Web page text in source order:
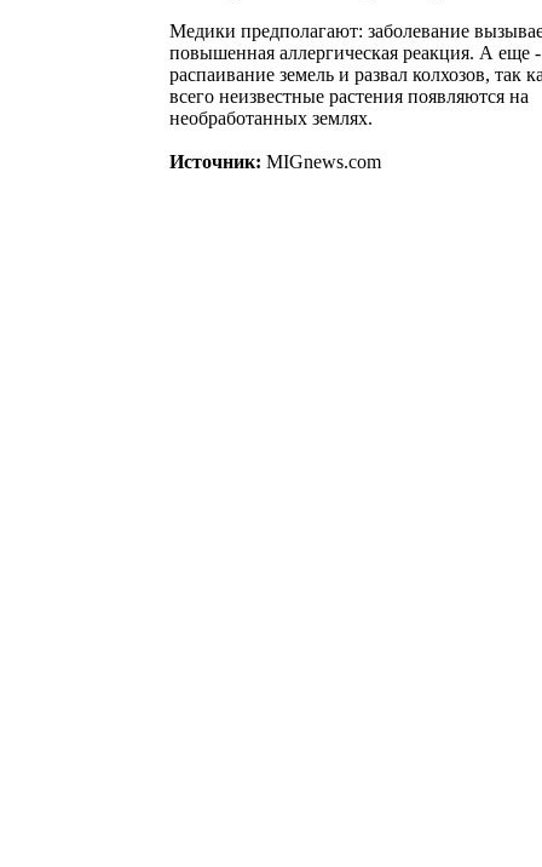
Медики предполагают: заболевание
повышенная аллергическая реакция. А еще -
распаивание земель и развал колхозов, так
всего неизвестные растения появляются на
необработанных землях.
Источник: MIGnews.com